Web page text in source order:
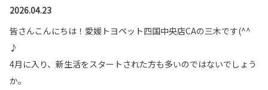
2026.04.23
皆さんこんにちは！愛媛トヨペット四国中央店CAの三木です(^^
♪
4月に入り、新生活をスタートされた方も多いのではないでしょう
か。